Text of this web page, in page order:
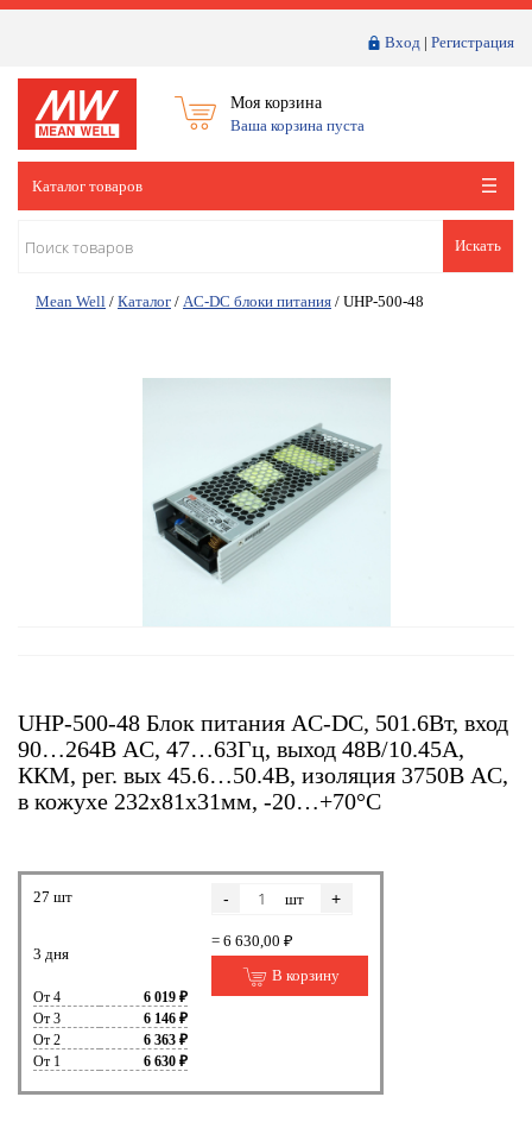
Вход | Регистрация
Моя корзина
Ваша корзина пуста
Каталог товаров
Искать
Mean Well / Каталог / AC-DC блоки питания / UHP-500-48
UHP-500-48 Блок питания AC-DC, 501.6Вт, вход
90…264В AC, 47…63Гц, выход 48В/10.45A,
ККМ, рег. вых 45.6…50.4В, изоляция 3750В AC,
в кожухе 232х81х31мм, -20…+70°С
27 шт
3 дня
От 4
6 019 ₽
От 3
6 146 ₽
От 2
6 363 ₽
От 1
6 630 ₽
- шт +
= 6 630,00 ₽
В корзину